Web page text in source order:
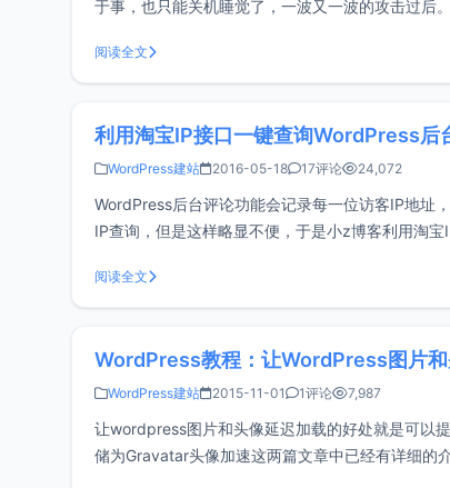
于事，也只能关机睡觉了，一波又一波的攻击过
阅读全文
利用淘宝IP接口一键查询WordPress后
WordPress建站 2016-05-18 17评论 24,072
WordPress后台评论功能会记录每一位访客IP地址
IP查询，但是这样略显不便，于是小z博客利用淘
阅读全文
WordPress教程：让WordPress图片
WordPress建站 2015-11-01 1评论 7,987
让wordpress图片和头像延迟加载的好处就是可以
储为Gravatar头像加速这两篇文章中已经有详细的